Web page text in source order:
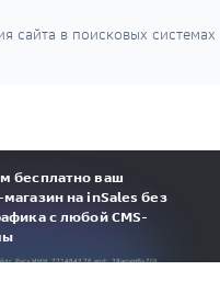
сайта в поисковых системах
бесплатно ваш
на inSales без
с любой CMS-
Рус»‎ ИНН 771484376 erid: 2RanymBvZGt